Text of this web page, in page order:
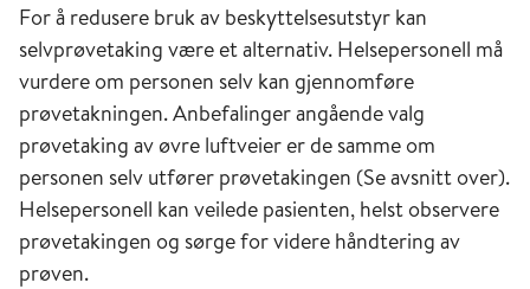
For å redusere bruk av beskyttelsesutstyr kan
selvprøvetaking være et alternativ. Helsepersonell må
vurdere om personen selv kan gjennomføre
prøvetakningen. Anbefalinger angående valg
prøvetaking av øvre luftveier er de samme om
personen selv utfører prøvetakingen (Se avsnitt over).
Helsepersonell kan veilede pasienten, helst observere
prøvetakingen og sørge for videre håndtering av
prøven.